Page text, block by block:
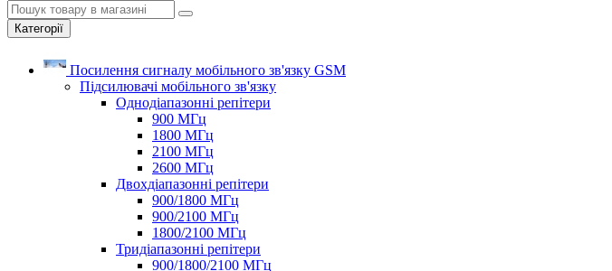
Категорії
Посилення сигналу мобільного зв'язку GSM
Підсилювачі мобільного зв'язку
Однодіапазонні репітери
900 МГц
1800 МГц
2100 МГц
2600 МГц
Двохдіапазонні репітери
900/1800 МГц
900/2100 МГц
1800/2100 МГц
Тридіапазонні репітери
900/1800/2100 МГц